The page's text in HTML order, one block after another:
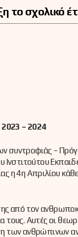
το σχολικό
2023 – 2024
–
η 4η Απριλίου
από τον
Αυτές οι
των ανθρώπινων